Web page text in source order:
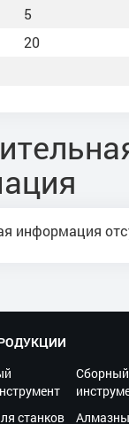
5
20
информация
станков